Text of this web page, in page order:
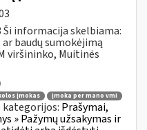
informacija skelbiama:
ar baudų sumokėjimą
viršininko, Muitinės
įmokas
įmoka per mano vmi
kategorijos: Prašymai,
» Pažymų užsakymas ir